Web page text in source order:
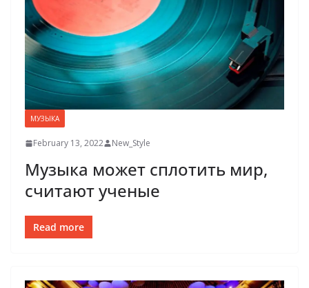
МУЗЫКА
February 13, 2022 New_Style
Музыка может сплотить мир,
считают ученые
Read more